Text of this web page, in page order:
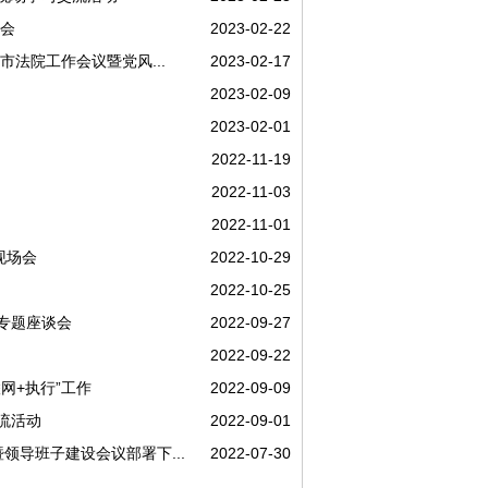
2023-02-22
法院工作会议暨党风...
2023-02-17
2023-02-09
2023-02-01
2022-11-19
2022-11-03
2022-11-01
场会
2022-10-29
2022-10-25
题座谈会
2022-09-27
2022-09-22
+执行”工作
2022-09-09
活动
2022-09-01
导班子建设会议部署下...
2022-07-30